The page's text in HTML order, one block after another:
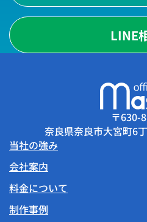
LINE
〒630-
奈良県奈良市大宮町6
当社の強み
会社案内
料金について
制作事例